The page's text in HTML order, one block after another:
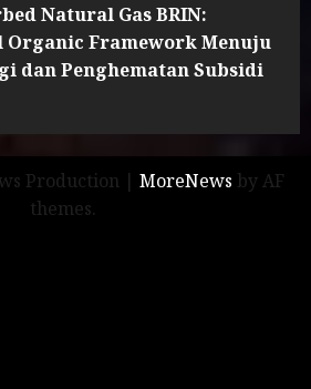
Natural Gas BRIN:
Organic Framework Menuju
dan Penghematan Subsidi
Production | MoreNews by AF
themes.